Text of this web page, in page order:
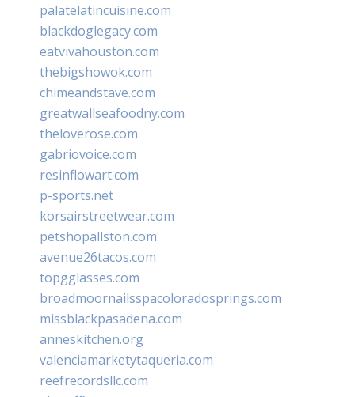
palatelatincuisine.com
blackdoglegacy.com
eatvivahouston.com
thebigshowok.com
chimeandstave.com
greatwallseafoodny.com
theloverose.com
gabriovoice.com
resinflowart.com
p-sports.net
korsairstreetwear.com
petshopallston.com
avenue26tacos.com
topgglasses.com
broadmoornailsspacoloradosprings.com
missblackpasadena.com
anneskitchen.org
valenciamarketytaqueria.com
reefrecordsllc.com